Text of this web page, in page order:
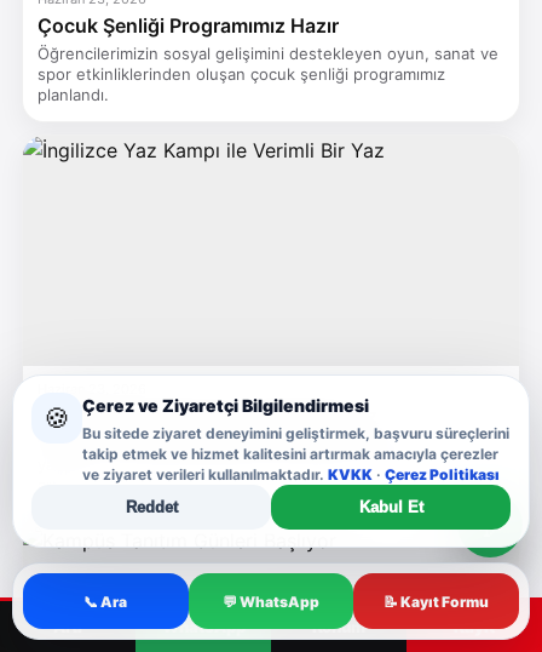
Çocuk Şenliği Programımız Hazır
Öğrencilerimizin sosyal gelişimini destekleyen oyun, sanat ve
spor etkinliklerinden oluşan çocuk şenliği programımız
planlandı.
İngilizce Yaz Kampı ile Verimli Bir Yaz
Yaz dönemi boyunca eğlenceli etkinliklerle desteklenen
yabancı dil çalışmaları öğrencilerin öğrenme motivasyonunu
💬
Ara WhatsApp Konum Kayıt
📞 Ara 💬 WhatsApp 📝 Kayıt Formu
🍪 Çerez ve Ziyaretçi Bilgilendirmesi
Bu sitede ziyaret deneyimini geliştirmek, başvuru süreçlerini
takip etmek ve hizmet kalitesini artırmak amacıyla çerezler
ve ziyaret verileri kullanılmaktadır. KVKK · Çerez Politikası
Reddet
Kabul Et